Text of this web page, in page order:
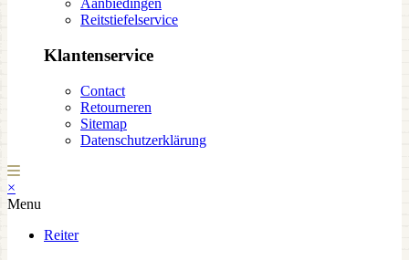
Aanbiedingen
Reitstiefelservice
Klantenservice
Contact
Retourneren
Sitemap
Datenschutzerklärung
×
Menu
Reiter